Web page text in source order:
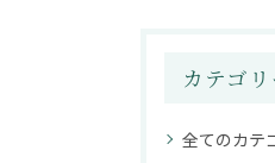
カテゴリ
全てのカテ